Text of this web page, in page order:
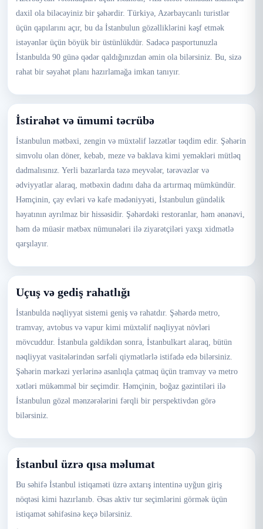
daxil ola biləcəyiniz bir şəhərdir. Türkiyə, Azərbaycanlı turistlər
üçün qapılarını açır, bu da İstanbulun gözəlliklərini kəşf etmək
istəyənlər üçün böyük bir üstünlükdür. Sadəcə pasportunuzla
İstanbulda 90 günə qədər qaldığınızdan əmin ola bilərsiniz. Bu, sizə
rahat bir səyahət planı hazırlamağa imkan tanıyır.
İstirahət və ümumi təcrübə
İstanbulun mətbəxi, zengin və müxtəlif ləzzətlər təqdim edir. Şəhərin
simvolu olan döner, kebab, meze və baklava kimi yeməkləri mütləq
dadmalısınız. Yerli bazarlarda təzə meyvələr, tərəvəzlər və
ədviyyatlar alaraq, mətbəxin dadını daha da artırmaq mümkündür.
Həmçinin, çay evləri və kafe mədəniyyəti, İstanbulun gündəlik
həyatının ayrılmaz bir hissəsidir. Şəhərdəki restoranlar, həm ənənəvi,
həm də müasir mətbəx nümunələri ilə ziyarətçiləri yaxşı xidmətlə
qarşılayır.
Uçuş və gediş rahatlığı
İstanbulda nəqliyyat sistemi geniş və rahatdır. Şəhərdə metro,
tramvay, avtobus və vapur kimi müxtəlif nəqliyyat növləri
mövcuddur. İstanbula gəldikdən sonra, İstanbulkart alaraq, bütün
nəqliyyat vasitələrindən sərfəli qiymətlərlə istifadə edə bilərsiniz.
Şəhərin mərkəzi yerlərinə asanlıqla çatmaq üçün tramvay və metro
xətləri mükəmməl bir seçimdir. Həmçinin, boğaz gəzintiləri ilə
İstanbulun gözəl mənzərələrini fərqli bir perspektivdən görə
bilərsiniz.
İstanbul üzrə qısa məlumat
Bu səhifə İstanbul istiqaməti üzrə axtarış intentinə uyğun giriş
nöqtəsi kimi hazırlanıb. Əsas aktiv tur seçimlərini görmək üçün
istiqamət səhifəsinə keçə bilərsiniz.